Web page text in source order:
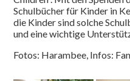
Schulbücher für Kinder in
die Kinder sind solche
und eine wichtige
Fotos: Harambee, Infos: